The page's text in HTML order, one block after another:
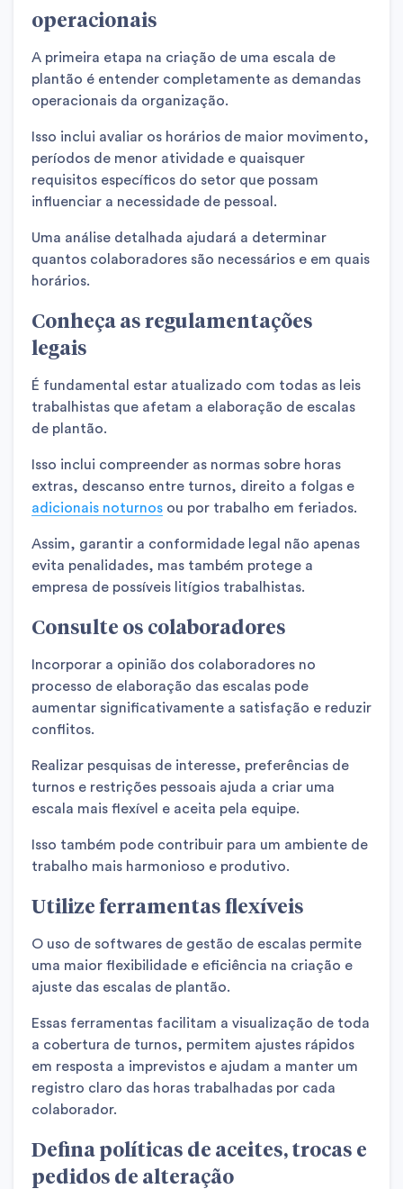
operacionais
A primeira etapa na criação de uma escala de
plantão é entender completamente as demandas
operacionais da organização.
Isso inclui avaliar os horários de maior movimento,
períodos de menor atividade e quaisquer
requisitos específicos do setor que possam
influenciar a necessidade de pessoal.
Uma análise detalhada ajudará a determinar
quantos colaboradores são necessários e em quais
horários.
Conheça as regulamentações
legais
É fundamental estar atualizado com todas as leis
trabalhistas que afetam a elaboração de escalas
de plantão.
Isso inclui compreender as normas sobre horas
extras, descanso entre turnos, direito a folgas e
adicionais noturnos ou por trabalho em feriados.
Assim, garantir a conformidade legal não apenas
evita penalidades, mas também protege a
empresa de possíveis litígios trabalhistas.
Consulte os colaboradores
Incorporar a opinião dos colaboradores no
processo de elaboração das escalas pode
aumentar significativamente a satisfação e reduzir
conflitos.
Realizar pesquisas de interesse, preferências de
turnos e restrições pessoais ajuda a criar uma
escala mais flexível e aceita pela equipe.
Isso também pode contribuir para um ambiente de
trabalho mais harmonioso e produtivo.
Utilize ferramentas flexíveis
O uso de softwares de gestão de escalas permite
uma maior flexibilidade e eficiência na criação e
ajuste das escalas de plantão.
Essas ferramentas facilitam a visualização de toda
a cobertura de turnos, permitem ajustes rápidos
em resposta a imprevistos e ajudam a manter um
registro claro das horas trabalhadas por cada
colaborador.
Defina políticas de aceites, trocas e
pedidos de alteração